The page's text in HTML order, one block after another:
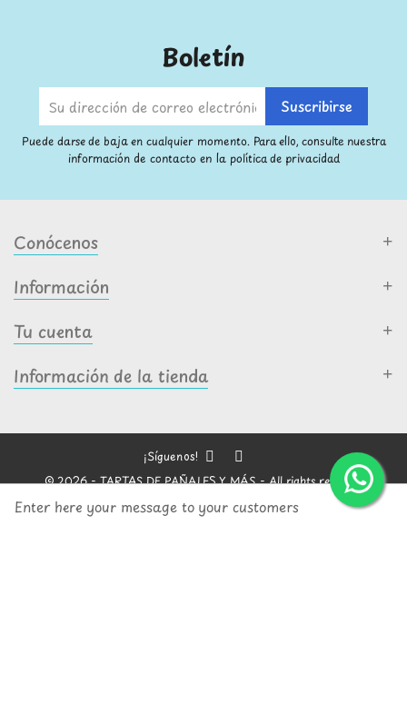
Enter here your message to your customers
Boletín
Puede darse de baja en cualquier momento. Para ello, consulte nuestra
información de contacto en la política de privacidad
Conócenos
Información
Tu cuenta
Información de la tienda
© 2026 - TARTAS DE PAÑALES Y MÁS - All rights reserved
¡Síguenos!